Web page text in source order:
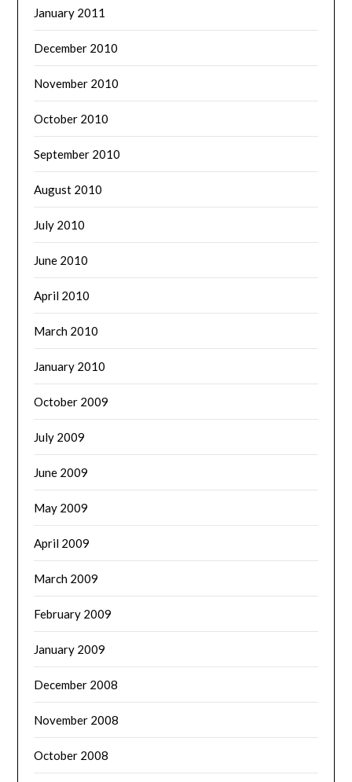
January 2011
December 2010
November 2010
October 2010
September 2010
August 2010
July 2010
June 2010
April 2010
March 2010
January 2010
October 2009
July 2009
June 2009
May 2009
April 2009
March 2009
February 2009
January 2009
December 2008
November 2008
October 2008